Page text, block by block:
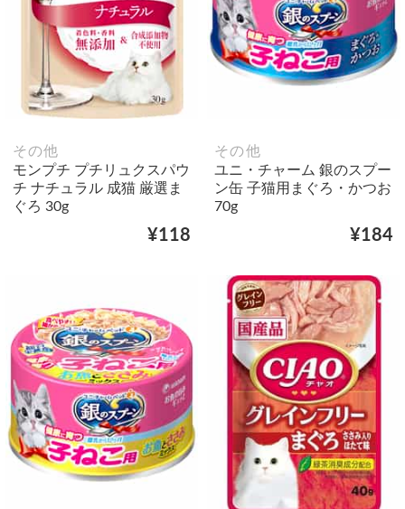
その他
モンプチ プチリュクスパウ
チ ナチュラル 成猫 厳選ま
ぐろ 30g
¥118
その他
ユニ・チャーム 銀のスプー
ン缶 子猫用まぐろ・かつお
70g
¥184